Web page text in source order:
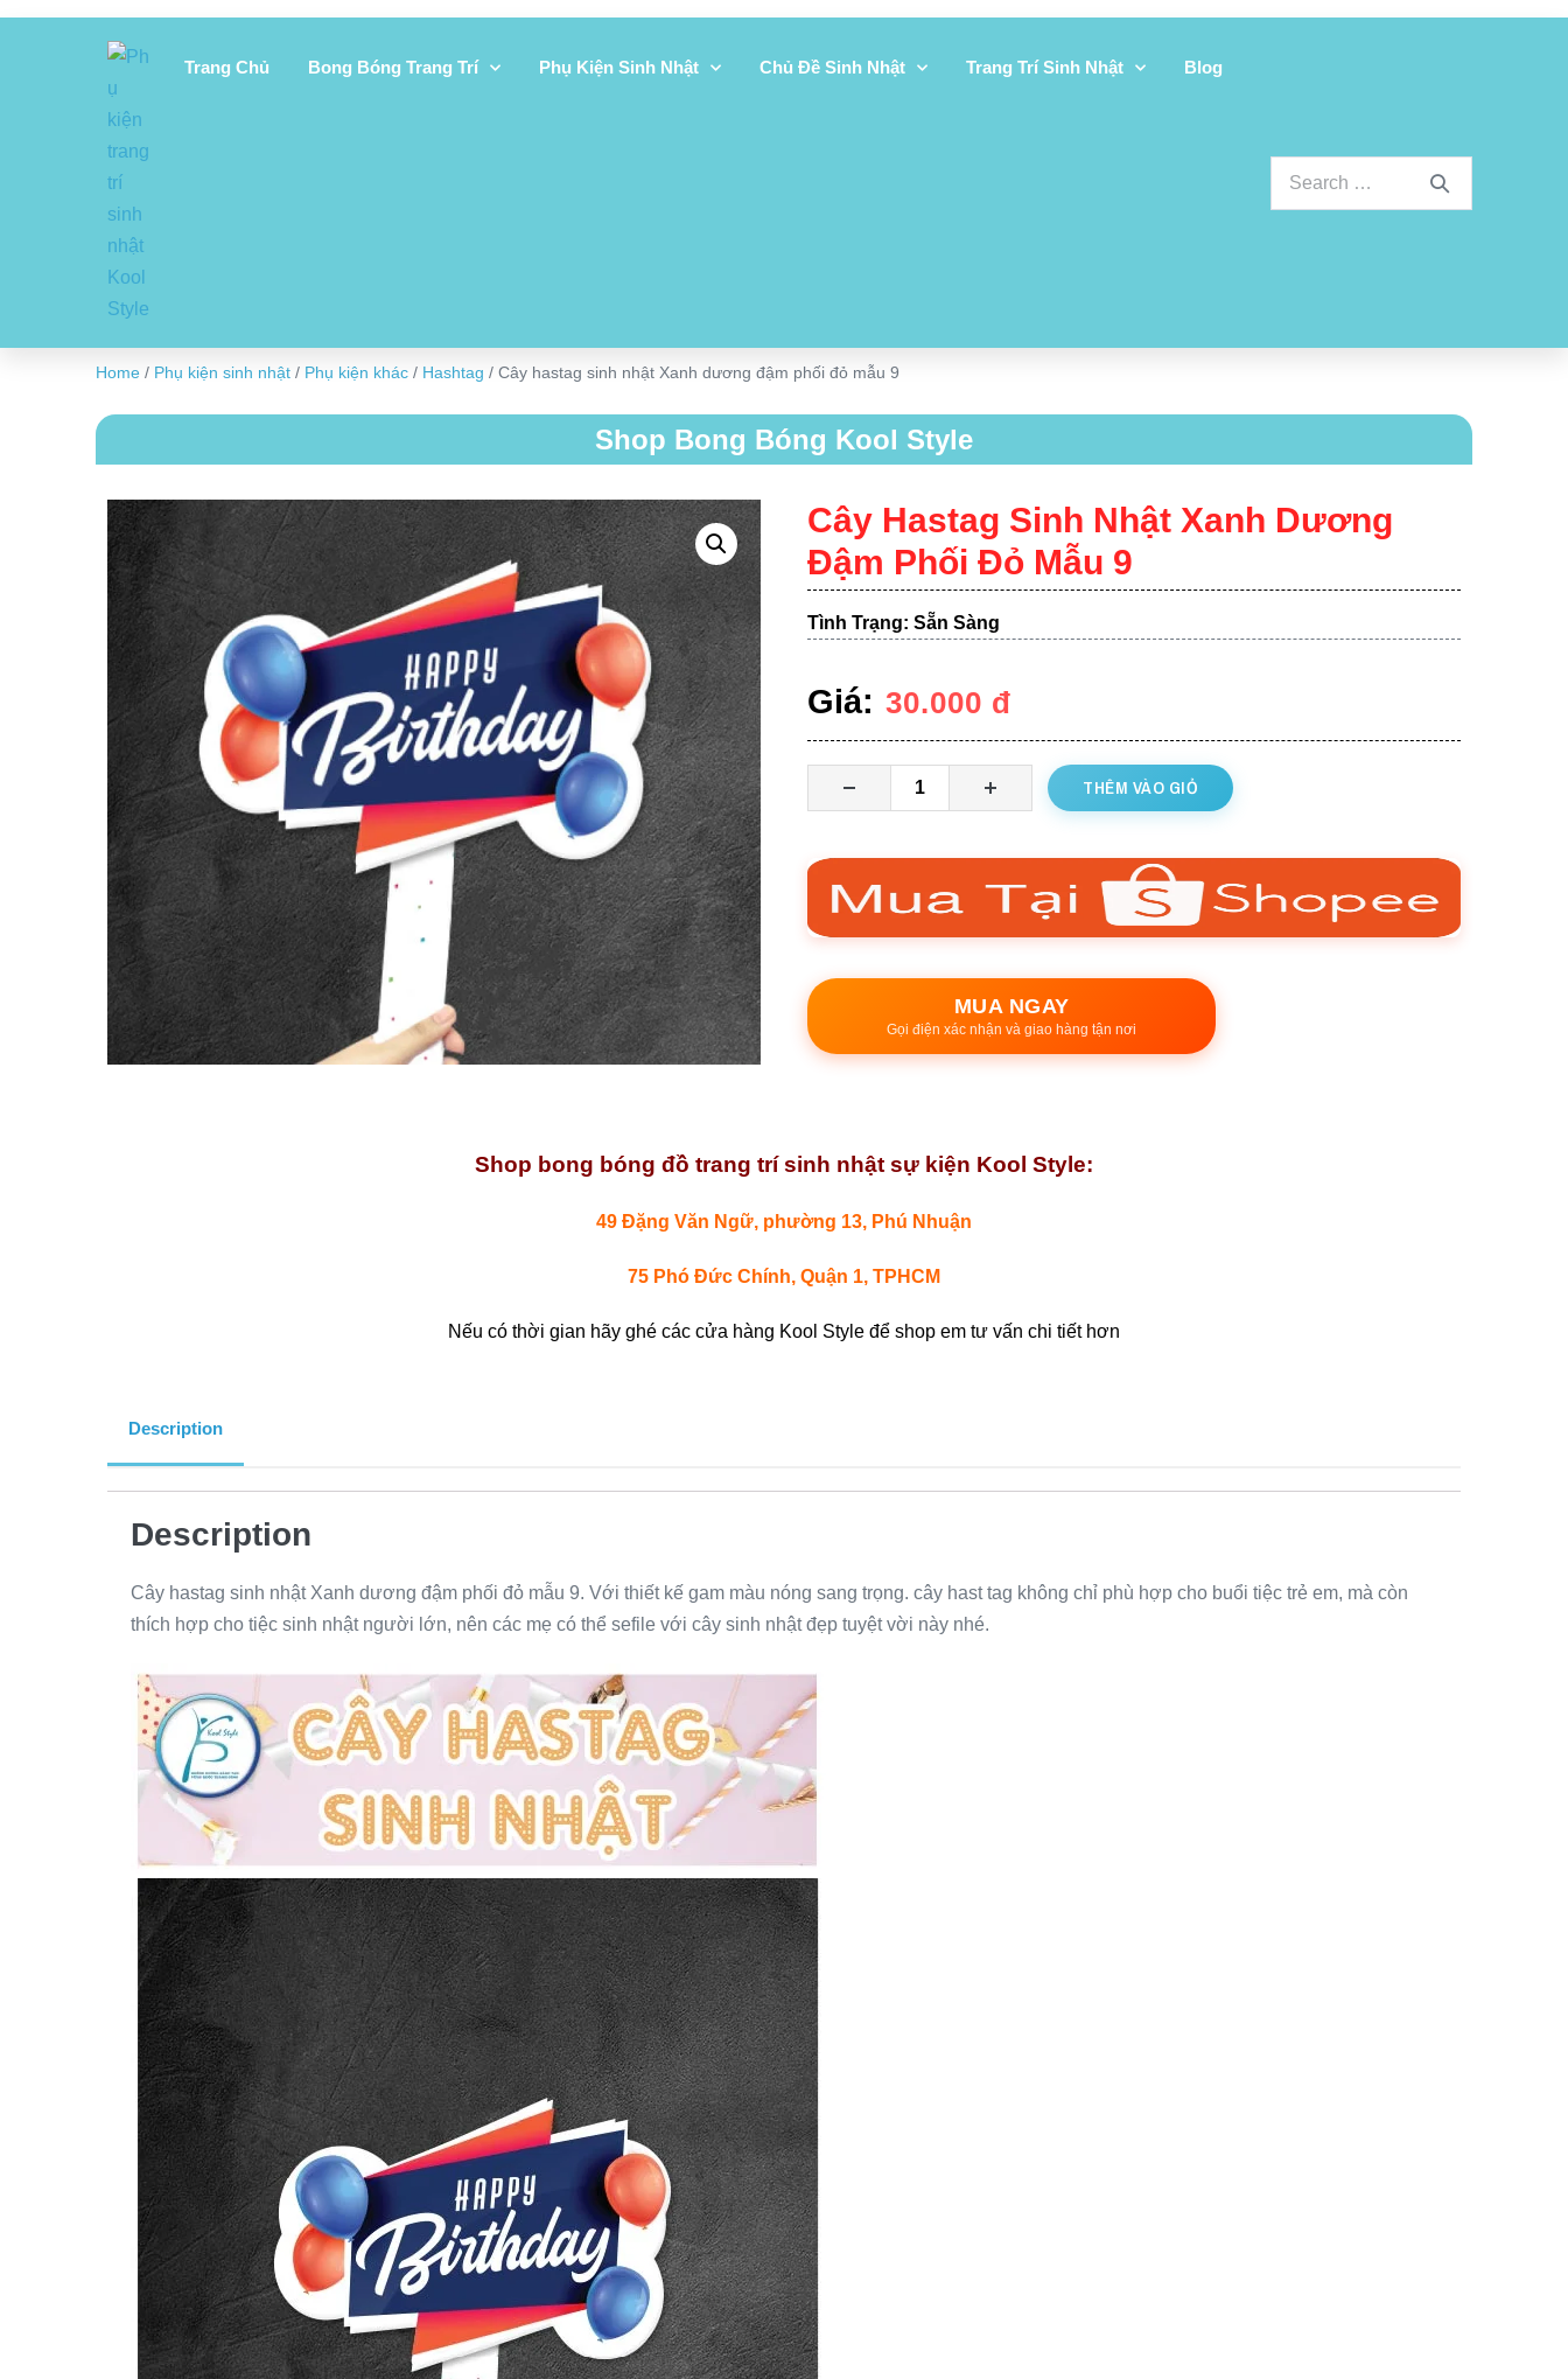
Trang Chủ Bong Bóng Trang Trí Phụ Kiện Sinh Nhật Chủ Đề Sinh Nhật Trang Trí Sinh Nhật Blog
Home / Phụ kiện sinh nhật / Phụ kiện khác / Hashtag / Cây hastag sinh nhật Xanh dương đậm phối đỏ mẫu 9
Shop Bong Bóng Kool Style
Cây Hastag Sinh Nhật Xanh Dương
Đậm Phối Đỏ Mẫu 9
Tình Trạng: Sẵn Sàng
Giá: 30.000 đ
THÊM VÀO GIỎ
MUA NGAY
Gọi điện xác nhận và giao hàng tận nơi
Shop bong bóng đồ trang trí sinh nhật sự kiện Kool Style:
49 Đặng Văn Ngữ, phường 13, Phú Nhuận
75 Phó Đức Chính, Quận 1, TPHCM
Nếu có thời gian hãy ghé các cửa hàng Kool Style để shop em tư vấn chi tiết hơn
Description
Description
Cây hastag sinh nhật Xanh dương đậm phối đỏ mẫu 9. Với thiết kế gam màu nóng sang trọng. cây hast tag không chỉ phù hợp cho buổi tiệc trẻ em, mà còn
thích hợp cho tiệc sinh nhật người lớn, nên các mẹ có thể sefile với cây sinh nhật đẹp tuyệt vời này nhé.